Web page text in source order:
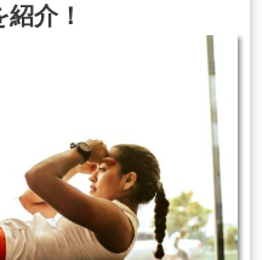
介！